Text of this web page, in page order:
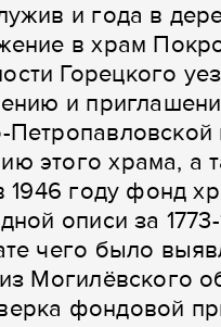
и года в
в храм
Горецкого
и
этого храма, а
1946 году фонд
описи за
чего было
Могилёвского
фондовой